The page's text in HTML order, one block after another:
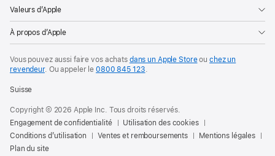
Valeurs d’Apple
À propos d’Apple
Vous pouvez aussi faire vos achats dans un Apple Storeouchez un
revendeur. Ouappeler le0800 845 123.
Suisse
Copyright © 2026 Apple Inc. Tous droits réservés.
Engagement de confidentialité
Utilisation des cookies
Conditions d’utilisation
Ventes et remboursements
Mentions légales
Plan du site